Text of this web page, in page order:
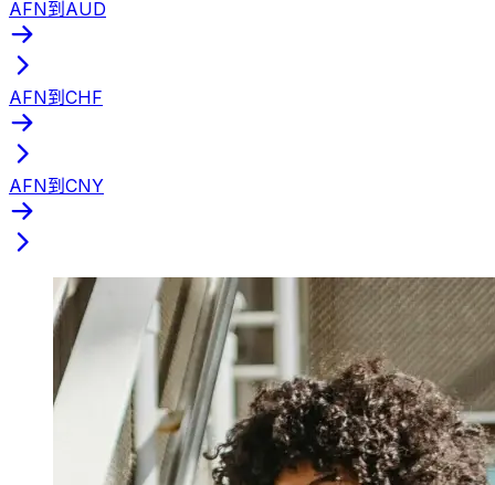
AFN到AUD
AFN到CHF
AFN到CNY